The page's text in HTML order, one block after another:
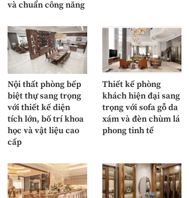
và chuẩn công năng
Nội thất phòng bếp
biệt thự sang trọng
với thiết kế diện
tích lớn, bố trí khoa
học và vật liệu cao
cấp
Thiết kế phòng
khách hiện đại sang
trọng với sofa gỗ da
xám và đèn chùm lá
phong tinh tế